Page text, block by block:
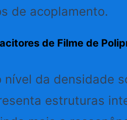
de acoplamento.
de Filme de
nível da densidade
estruturas